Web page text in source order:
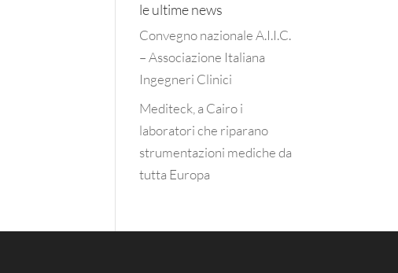
le ultime news
Convegno nazionale A.I.I.C.
– Associazione Italiana
Ingegneri Clinici
Mediteck, a Cairo i
laboratori che riparano
strumentazioni mediche da
tutta Europa